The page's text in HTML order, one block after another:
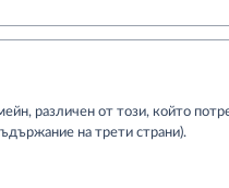
различен от този, който
на трети страни).